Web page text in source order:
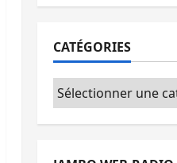
CATÉGORIES
Catégories